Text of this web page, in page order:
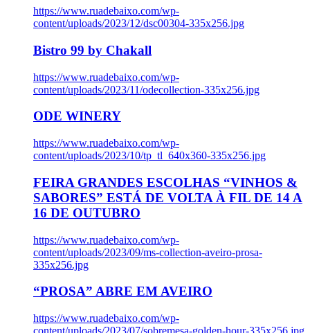
https://www.ruadebaixo.com/wp-
content/uploads/2023/12/dsc00304-335x256.jpg
Bistro 99 by Chakall
https://www.ruadebaixo.com/wp-
content/uploads/2023/11/odecollection-335x256.jpg
ODE WINERY
https://www.ruadebaixo.com/wp-
content/uploads/2023/10/tp_tl_640x360-335x256.jpg
FEIRA GRANDES ESCOLHAS “VINHOS &
SABORES” ESTÁ DE VOLTA À FIL DE 14 A
16 DE OUTUBRO
https://www.ruadebaixo.com/wp-
content/uploads/2023/09/ms-collection-aveiro-prosa-
335x256.jpg
“PROSA” ABRE EM AVEIRO
https://www.ruadebaixo.com/wp-
content/uploads/2023/07/sobremesa-golden-hour-335x256.jpg